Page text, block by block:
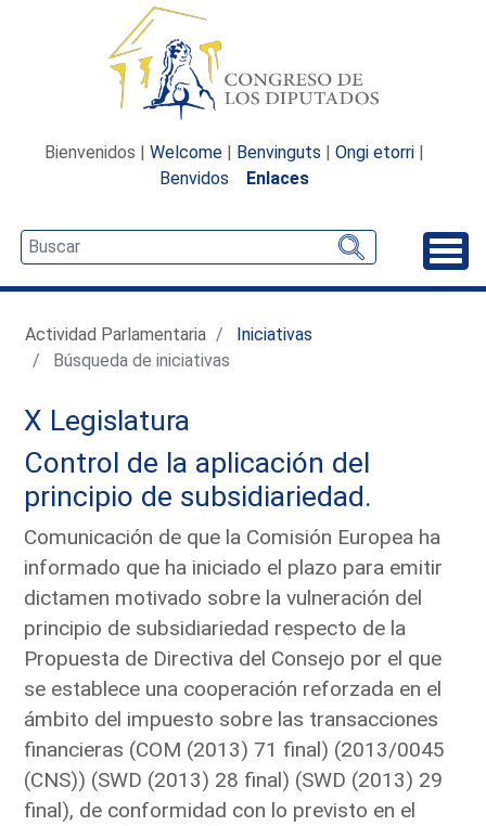
Bienvenidos | Welcome | Benvinguts | Ongi etorri |
Benvidos
Enlaces
Actividad Parlamentaria
Iniciativas
Búsqueda de iniciativas
X Legislatura
Control de la aplicación del
principio de subsidiariedad.
Comunicación de que la Comisión Europea ha
informado que ha iniciado el plazo para emitir
dictamen motivado sobre la vulneración del
principio de subsidiariedad respecto de la
Propuesta de Directiva del Consejo por el que
se establece una cooperación reforzada en el
ámbito del impuesto sobre las transacciones
financieras (COM (2013) 71 final) (2013/0045
(CNS)) (SWD (2013) 28 final) (SWD (2013) 29
final), de conformidad con lo previsto en el